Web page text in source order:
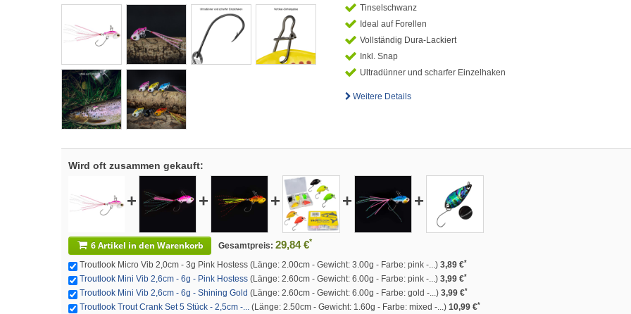
Tinselschwanz
Ideal auf Forellen
Vollständig Dura-Lackiert
Inkl. Snap
Ultradünner und scharfer Einzelhaken
Weitere Details
Wird oft zusammen gekauft:
+ + + + +
6 Artikel in den Warenkorb Gesamtpreis: 29,84 €*
Troutlook Micro Vib 2,0cm - 3g Pink Hostess (Länge: 2.00cm - Gewicht: 3.00g - Farbe: pink -...) 3,89 €*
Troutlook Mini Vib 2,6cm - 6g - Pink Hostess (Länge: 2.60cm - Gewicht: 6.00g - Farbe: pink -...) 3,99 €*
Troutlook Mini Vib 2,6cm - 6g - Shining Gold (Länge: 2.60cm - Gewicht: 6.00g - Farbe: gold -...) 3,99 €*
Troutlook Trout Crank Set 5 Stück - 2,5cm -... (Länge: 2.50cm - Gewicht: 1.60g - Farbe: mixed -...) 10,99 €*